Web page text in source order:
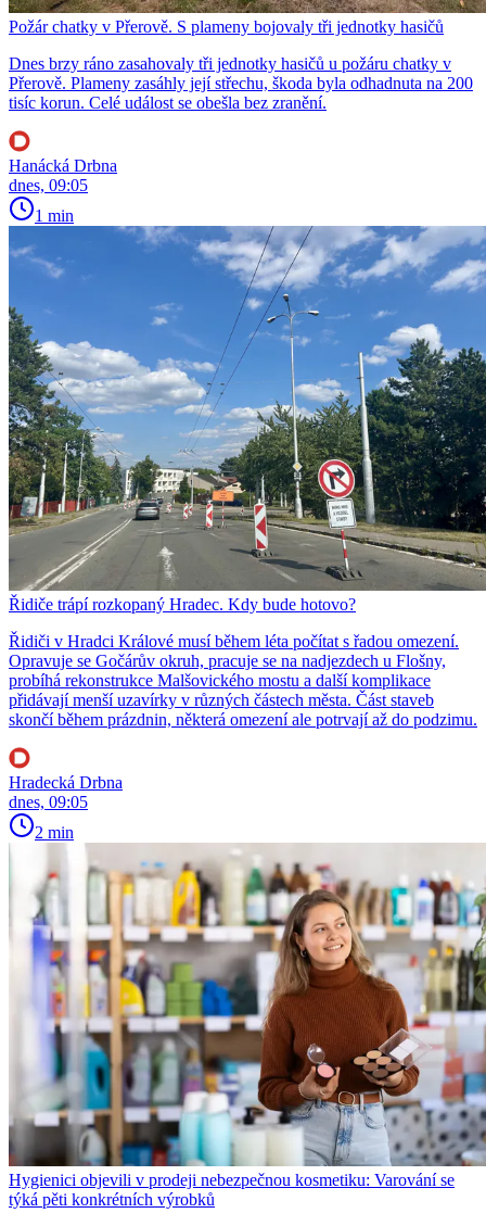
Požár chatky v Přerově. S plameny bojovaly tři jednotky hasičů
Dnes brzy ráno zasahovaly tři jednotky hasičů u požáru chatky v
Přerově. Plameny zasáhly její střechu, škoda byla odhadnuta na 200
tisíc korun. Celé událost se obešla bez zranění.
Hanácká Drbna
dnes, 09:05
1 min
Řidiče trápí rozkopaný Hradec. Kdy bude hotovo?
Řidiči v Hradci Králové musí během léta počítat s řadou omezení.
Opravuje se Gočárův okruh, pracuje se na nadjezdech u Flošny,
probíhá rekonstrukce Malšovického mostu a další komplikace
přidávají menší uzavírky v různých částech města. Část staveb
skončí během prázdnin, některá omezení ale potrvají až do podzimu.
Hradecká Drbna
dnes, 09:05
2 min
Hygienici objevili v prodeji nebezpečnou kosmetiku: Varování se
týká pěti konkrétních výrobků